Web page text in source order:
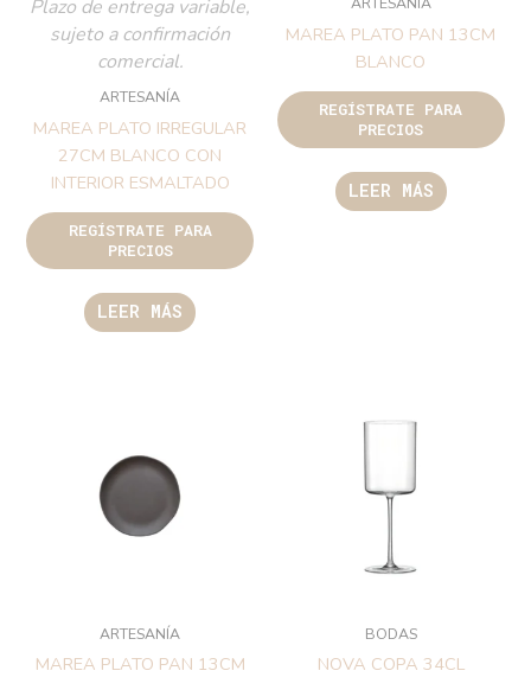
Plazo de entrega variable,
sujeto a confirmación
comercial.
ARTESANÍA
MAREA PLATO IRREGULAR
27CM BLANCO CON
INTERIOR ESMALTADO
REGÍSTRATE PARA
PRECIOS
LEER MÁS
MAREA PLATO PAN 13CM
BLANCO
REGÍSTRATE PARA
PRECIOS
LEER MÁS
ARTESANÍA
MAREA PLATO PAN 13CM
BODAS
NOVA COPA 34CL